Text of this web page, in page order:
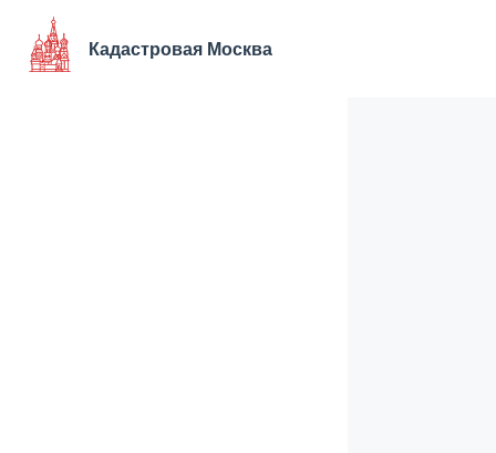
Перейти
содержимому
Кадастровая Москва